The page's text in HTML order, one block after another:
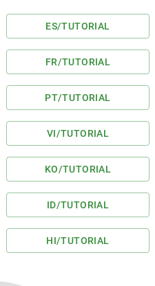
ES/TUTORIAL
FR/TUTORIAL
PT/TUTORIAL
VI/TUTORIAL
KO/TUTORIAL
ID/TUTORIAL
HI/TUTORIAL